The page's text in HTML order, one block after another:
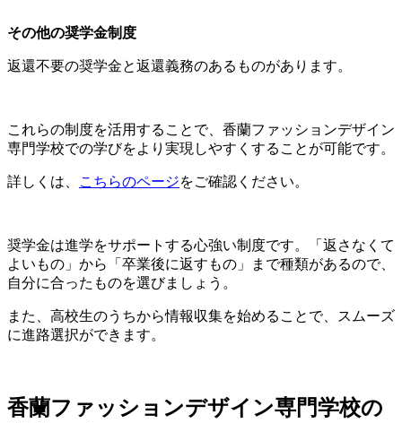
その他の奨学金制度
返還不要の奨学金と返還義務のあるものがあります。
これらの制度を活用することで、香蘭ファッションデザイン
専門学校での学びをより実現しやすくすることが可能です。
詳しくは、 こちらのページをご確認ください。
奨学金は進学をサポートする心強い制度です。「返さなくて
よいもの」から「卒業後に返すもの」まで種類があるので、
自分に合ったものを選びましょう。
また、高校生のうちから情報収集を始めることで、スムーズ
に進路選択ができます。
香蘭ファッションデザイン専門学校の